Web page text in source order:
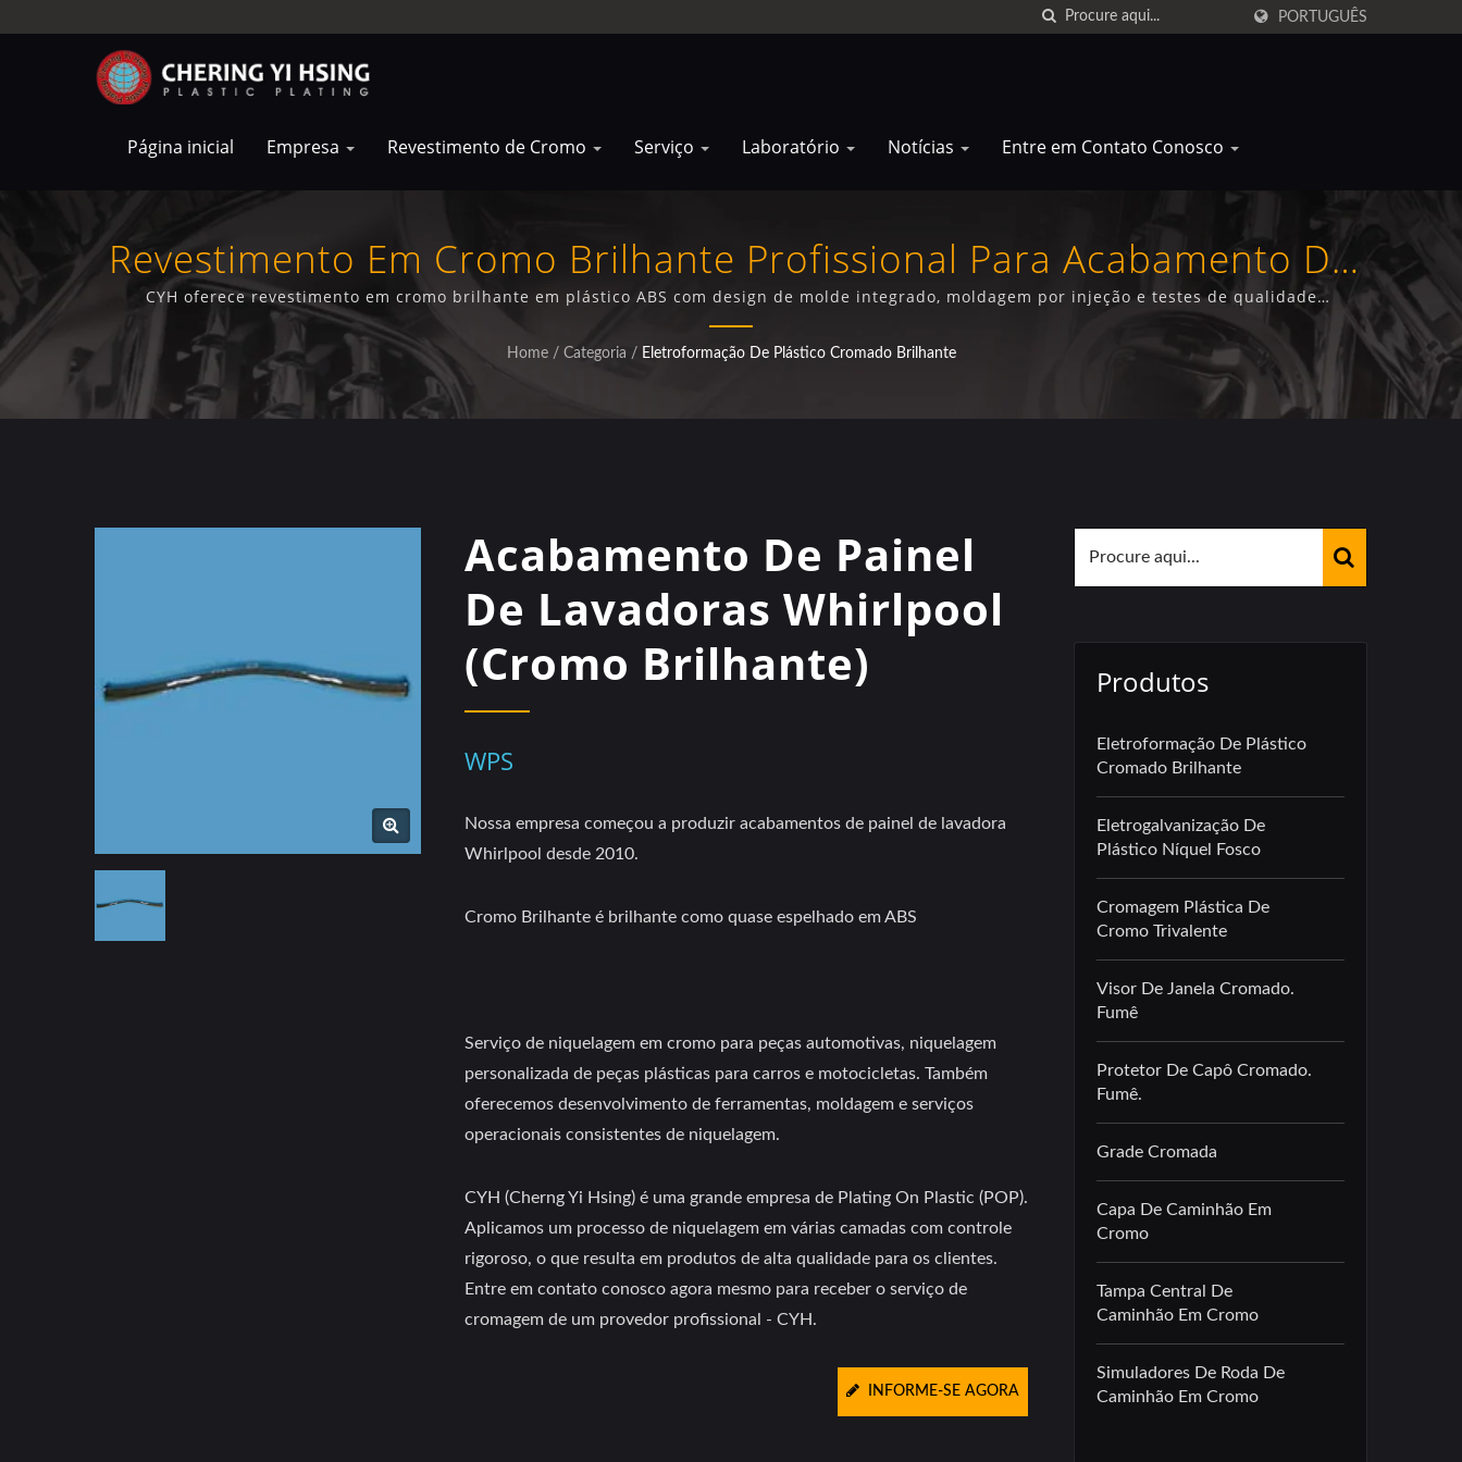
PORTUGUÊS
Página inicial Empresa Revestimento de Cromo Serviço Laboratório Notícias Entre em Contato Conosco
Revestimento Em Cromo Brilhante Profissional Para Acabamento De
Painel De Lavadora Whirlpool
CYH oferece revestimento em cromo brilhante em plástico ABS com design de molde integrado, moldagem por injeção e testes de qualidade
abrangentes para fabricantes de eletrodomésticos.
Home / Categoria / Eletroformação De Plástico Cromado Brilhante
Acabamento De Painel
De Lavadoras Whirlpool
(Cromo Brilhante)
WPS
Nossa empresa começou a produzir acabamentos de painel de lavadora
Whirlpool desde 2010.
Cromo Brilhante é brilhante como quase espelhado em ABS
Serviço de niquelagem em cromo para peças automotivas, niquelagem
personalizada de peças plásticas para carros e motocicletas. Também
oferecemos desenvolvimento de ferramentas, moldagem e serviços
operacionais consistentes de niquelagem.
CYH (Cherng Yi Hsing) é uma grande empresa de Plating On Plastic (POP).
Aplicamos um processo de niquelagem em várias camadas com controle
rigoroso, o que resulta em produtos de alta qualidade para os clientes.
Entre em contato conosco agora mesmo para receber o serviço de
cromagem de um provedor profissional - CYH.
INFORME-SE AGORA
Produtos
Eletroformação De Plástico
Cromado Brilhante
Eletrogalvanização De
Plástico Níquel Fosco
Cromagem Plástica De
Cromo Trivalente
Visor De Janela Cromado.
Fumê
Protetor De Capô Cromado.
Fumê.
Grade Cromada
Capa De Caminhão Em
Cromo
Tampa Central De
Caminhão Em Cromo
Simuladores De Roda De
Caminhão Em Cromo